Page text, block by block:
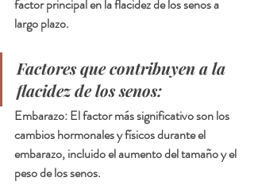
factor principal en la flacidez de los senos a
largo plazo.
Factores que contribuyen a la
flacidez de los senos:
Embarazo: El factor más significativo son los
cambios hormonales y físicos durante el
embarazo, incluido el aumento del tamaño y el
peso de los senos.